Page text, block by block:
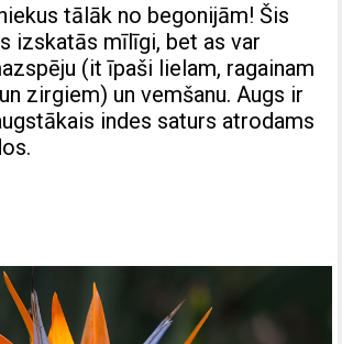
tālāk no begonijām! Šis
izskatās mīlīgi, bet as var
(it īpaši lielam, ragainam
zirgiem) un vemšanu. Augs ir
indes saturs atrodams